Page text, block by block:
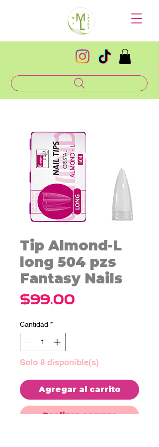
Tip Almond-L
long 504 pzs
Fantasy Nails
$99.00
Cantidad *
Solo 8 disponible(s)
Agregar al carrito
Realizar compra